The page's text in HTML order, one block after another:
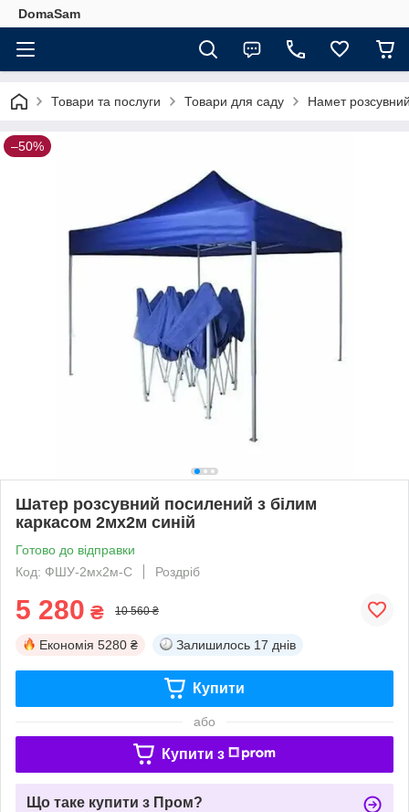
DomaSam
Товари та послуги Товари для саду Намет
–50%
Шатер розсувний посилений з білим
каркасом 2мх2м синій
Готово до відправки
Код: ФШУ-2мх2м-С
Роздріб
5 280 ₴ 10 560 ₴
Економія 5280 ₴ Залишилось 17 днів
Купити
або
Купити з
Що таке купити з Пром?